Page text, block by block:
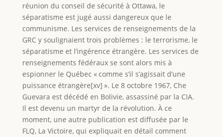
réunion du conseil de sécurité à Ottawa, le
séparatisme est jugé aussi dangereux que le
communisme. Les services de renseignements de la
GRC y soulignaient trois problèmes : le terrorisme, le
séparatisme et l’ingérence étrangère. Les services de
renseignements fédéraux se sont alors mis à
espionner le Québec « comme s’il s’agissait d’une
puissance étrangère[xv] ». Le 8 octobre 1967, Che
Guevara est décédé en Bolivie, assassiné par la CIA.
Il est devenu un martyr de la révolution. À ce
moment, une autre publication est diffusée par le
FLQ, La Victoire, qui expliquait en détail comment